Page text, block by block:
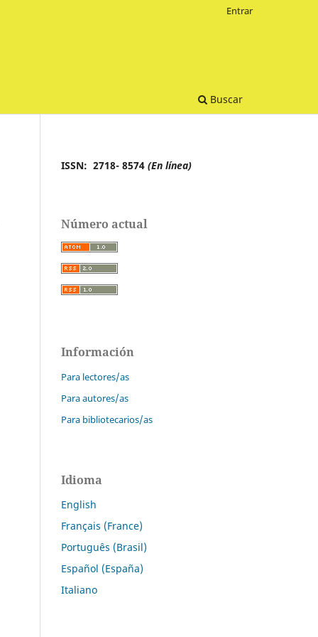
Buscar
Entrar
ISSN: 2718- 8574 (En línea)
Número actual
Información
Para lectores/as
Para autores/as
Para bibliotecarios/as
Idioma
English
Français (France)
Português (Brasil)
Español (España)
Italiano